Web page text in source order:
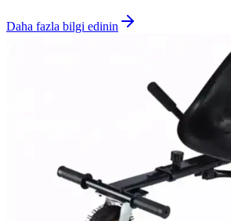
Daha fazla bilgi edinin